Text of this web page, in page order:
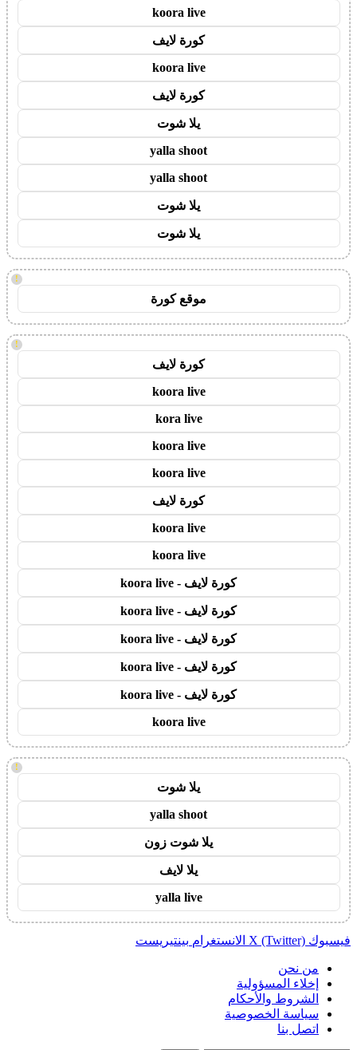
koora live
كورة لايف
koora live
كورة لايف
يلا شوت
yalla shoot
yalla shoot
يلا شوت
يلا شوت
!
موقع كورة
!
كورة لايف
koora live
kora live
koora live
koora live
كورة لايف
koora live
koora live
كورة لايف - koora live
كورة لايف - koora live
كورة لايف - koora live
كورة لايف - koora live
كورة لايف - koora live
koora live
!
يلا شوت
yalla shoot
يلا شوت زون
يلا لايف
yalla live
فيسبوك X (Twitter) الانستغرام بينتيريست
من نحن
إخلاء المسؤولية
الشروط والأحكام
سياسة الخصوصية
اتصل بنا